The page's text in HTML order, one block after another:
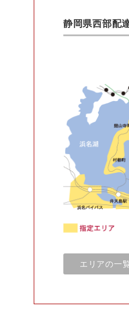
静岡県西部配
エリアの一